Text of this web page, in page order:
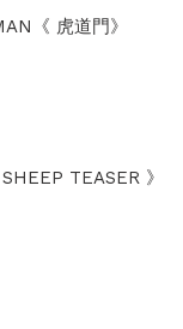
《 虎道門》
TEASER 》